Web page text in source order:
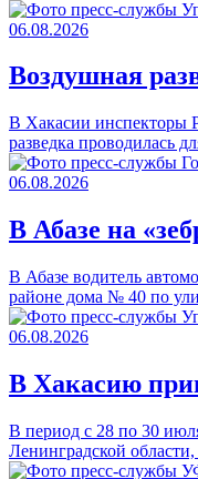
06.08.2026
Воздушная
В Хакасии инспекторы
разведка проводилась
06.08.2026
В Абазе на
В Абазе водитель
районе дома № 40 по
06.08.2026
В Хакасию
В период с 28 по 30
Ленинградской